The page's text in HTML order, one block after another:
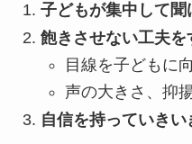
子どもが集中して
飽きさせない工夫を
目線を子どもに
声の大きさ、抑
自信を持っていきい